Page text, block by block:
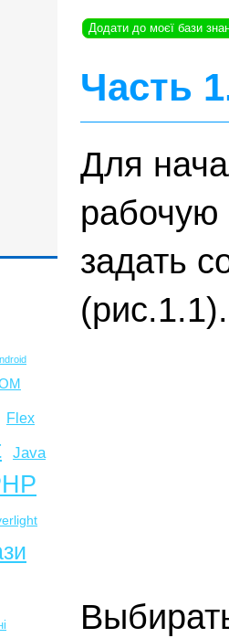
Flex
Java
Додати до моєї бази
Часть
Для
рабочую
задать